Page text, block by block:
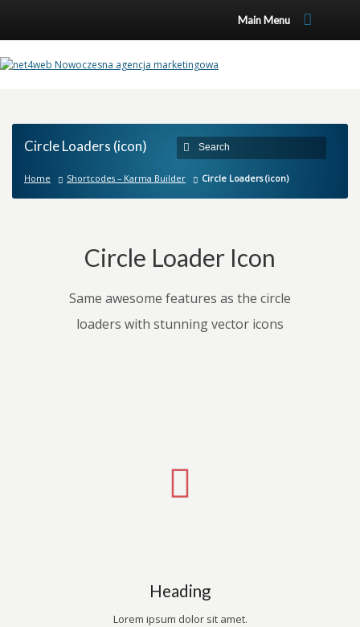
Main Menu
Circle Loaders (icon)
Home Shortcodes – Karma Builder Circle Loaders (icon)
Circle Loader Icon
Same awesome features as the circle
loaders with stunning vector icons
Heading
Lorem ipsum dolor sit amet.